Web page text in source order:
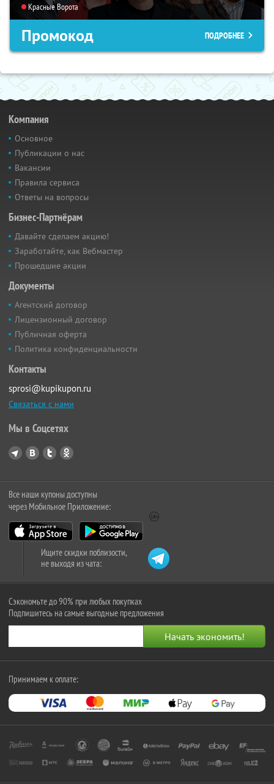
Красные Ворота
Промокод ПОДРОБНЕЕ
Компания
Основное
Публикации о нас
Вакансии
Правила сервиса
Ответы на вопросы
Бизнес-Партнёрам
Давайте сделаем акцию!
Заработайте, как Вебмастер
Прошедшие акции
Документы
Агентский договор
Лицензионный договор
Публичная оферта
Политика конфиденциальности
Контакты
sprosi@kupikupon.ru
Связаться с нами
Мы в Соцсетях
Все наши купоны доступны
через Мобильное Приложение:
Ищите скидки поблизости,
не выходя из чата:
Сэкономьте до 90% при любых покупках
Подпишитесь на самые выгодные предложения
Принимаем к оплате: